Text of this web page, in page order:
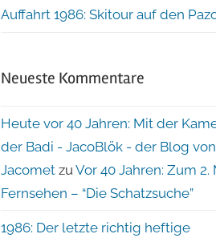
Auffahrt 1986: Skitour auf den
Neueste Kommentare
Heute vor 40 Jahren: Mit der
der Badi - JacoBlök - der Blog
Jacomet zu Vor 40 Jahren: Zum 2.
Fernsehen – “Die Schatzsuche”
1986: Der letzte richtig heftige